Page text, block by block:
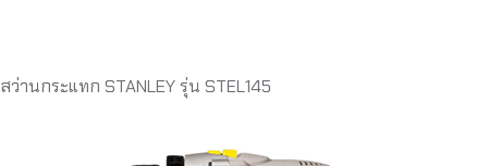
สว่านกระแทก STANLEY รุ่น STEL145